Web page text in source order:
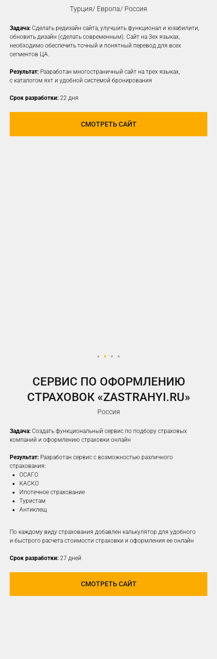
Турция/ Европа/ Россия
Задача: Сделать редизайн сайта, улучшить функционал и юзабилити,
обновить дизайн (сделать современным). Сайт на 3ех языках,
необходимо обеспечить точный и понятный перевод для всех
сегментов ЦА.
Результат: Разработан многостраничный сайт на трех языках,
с каталогом яхт и удобной системой бронирования
Срок разработки: 22 дня
СМОТРЕТЬ САЙТ
CЕРВИС ПО ОФОРМЛЕНИЮ
СТРАХОВОК «ZASTRAHYI.RU»
Россия
Задача: Создать функциональный сервис по подбору страховых
компаний и оформлению страховки онлайн
Результат: Разработан сервис с возможностью различного
страхования:
ОСАГО
КАСКО
Ипотечное страхование
Туристам
Антиклещ
По каждому виду страхования добавлен калькулятор для удобного
и быстрого расчета стоимости страховки и оформления ее онлайн
Срок разработки: 27 дней
СМОТРЕТЬ САЙТ
КОНТЕКСТНАЯ
РЕКЛАМА
Создаем рекламные объявления
на различных платформах для привлечения
новой заинтересованной ЦА
увеличить заявки
ПОДРОБНЕЕ